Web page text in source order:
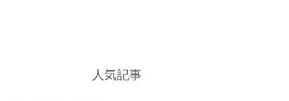
人気記事